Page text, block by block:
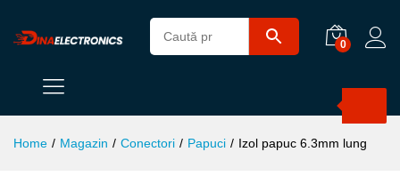
0
Home / Magazin / Conectori / Papuci / Izol papuc 6.3mm lung